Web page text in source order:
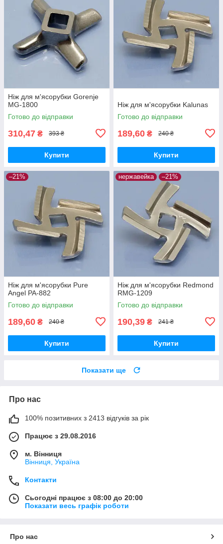
Ніж для м'ясорубки Gorenje
MG-1800
Готово до відправки
310,47 ₴ 393 ₴
Купити
Ніж для м'ясорубки Kalunas
Готово до відправки
189,60 ₴ 240 ₴
Купити
–21%
Ніж для м'ясорубки Pure
Angel PA-882
Готово до відправки
189,60 ₴ 240 ₴
Купити
нержавейка –21%
Ніж для м'ясорубки Redmond
RMG-1209
Готово до відправки
190,39 ₴ 241 ₴
Купити
Показати ще
Про нас
100% позитивних з 2413 відгуків за рік
Працює з 29.08.2016
м. Вінниця
Вінниця, Україна
Контакти
Сьогодні працює з 08:00 до 20:00
Показати весь графік роботи
Про нас